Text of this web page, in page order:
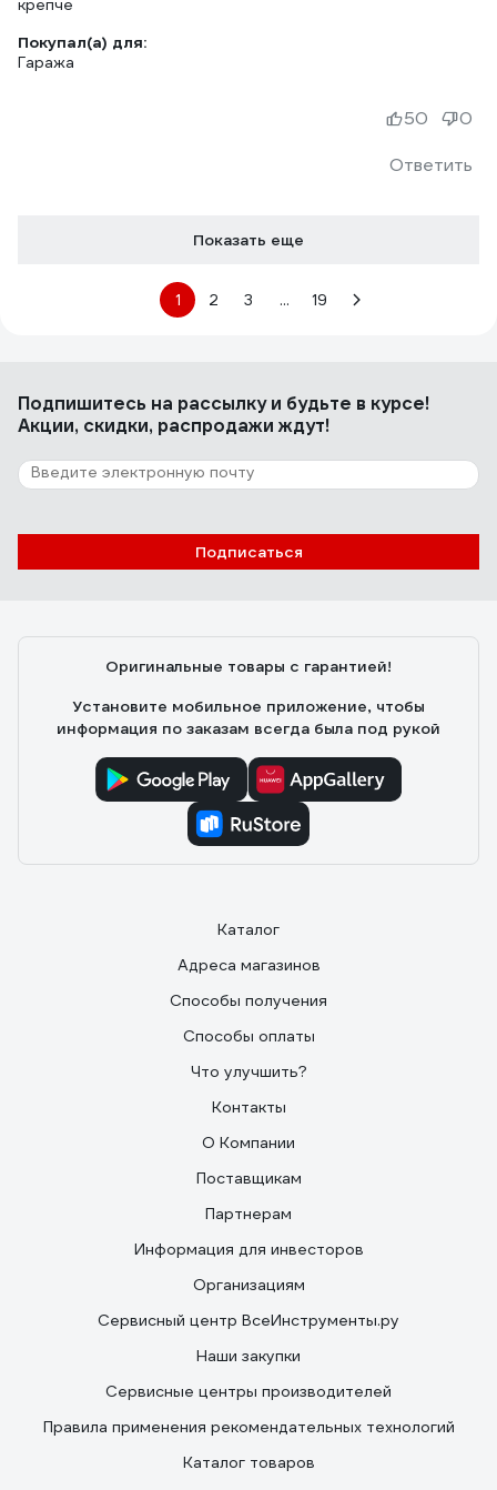
крепче
Покупал(а) для:
Гаража
Ответить
50 0
Показать еще
1 2 3 ... 19
Подпишитесь на рассылкуи будьте в курсе!
Акции, скидки, распродажи ждут!
Подписаться
Оригинальные товары с гарантией!
Установите мобильное приложение, чтобы
информация по заказам всегда была под рукой
Каталог
Адреса магазинов
Способы получения
Способы оплаты
Что улучшить?
Контакты
О Компании
Поставщикам
Партнерам
Информация для инвесторов
Организациям
Сервисный центр ВсеИнструменты.ру
Наши закупки
Сервисные центры производителей
Правила применения рекомендательных технологий
Каталог товаров